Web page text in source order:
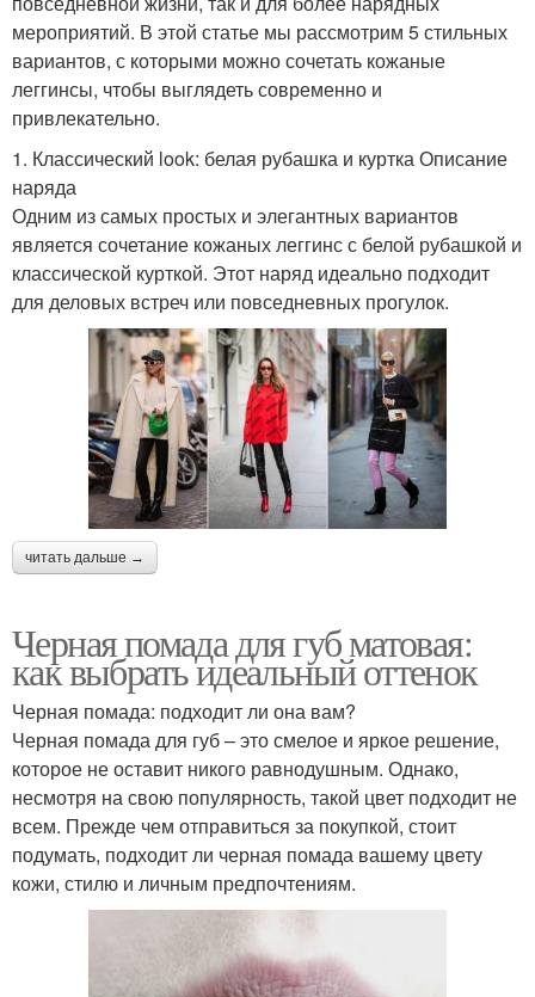
мероприятий. В этой статье мы рассмотрим 5 стильных
вариантов, с которыми можно сочетать кожаные
леггинсы, чтобы выглядеть современно и
привлекательно.
1. Классический look: белая рубашка и куртка Описание
наряда
Одним из самых простых и элегантных вариантов
является сочетание кожаных леггинс с белой рубашкой и
классической курткой. Этот наряд идеально подходит
для деловых встреч или повседневных прогулок.
читать дальше →
Черная помада для губ матовая:
как выбрать идеальный оттенок
Черная помада: подходит ли она вам?
Черная помада для губ – это смелое и яркое решение,
которое не оставит никого равнодушным. Однако,
несмотря на свою популярность, такой цвет подходит не
всем. Прежде чем отправиться за покупкой, стоит
подумать, подходит ли черная помада вашему цвету
кожи, стилю и личным предпочтениям.